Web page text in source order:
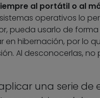
al portátil o al
operativos lo
pueda usarlo de
en hibernación, por lo
Al desconocerlas,
una serie